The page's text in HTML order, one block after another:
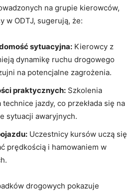
na grupie kierowców,
w ODTJ, sugerują, że:
sytuacyjna: Kierowcy z
dynamikę ruchu drogowego
na potencjalne zagrożenia.
praktycznych: Szkolenia
jazdy, co przekłada się na
sytuacji awaryjnych.
Uczestnicy kursów uczą się
prędkością i hamowaniem w
drogowych pokazuje